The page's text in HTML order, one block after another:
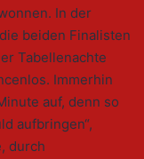
In der
beiden Finalisten
Tabellenachte
Immerhin
auf, denn so
aufbringen“,
durch